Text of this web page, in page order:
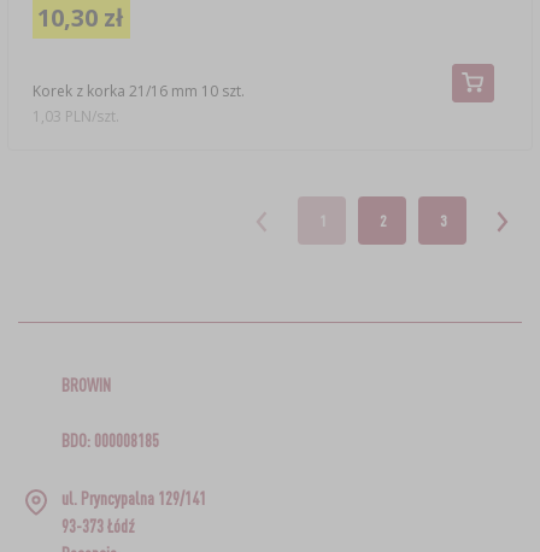
Korek z korka 21/16 mm 10 szt.
10,30 zł
1,03 PLN/szt.
1 2 3
BROWIN
BDO: 000008185
ul. Pryncypalna 129/141
93-373 Łódź